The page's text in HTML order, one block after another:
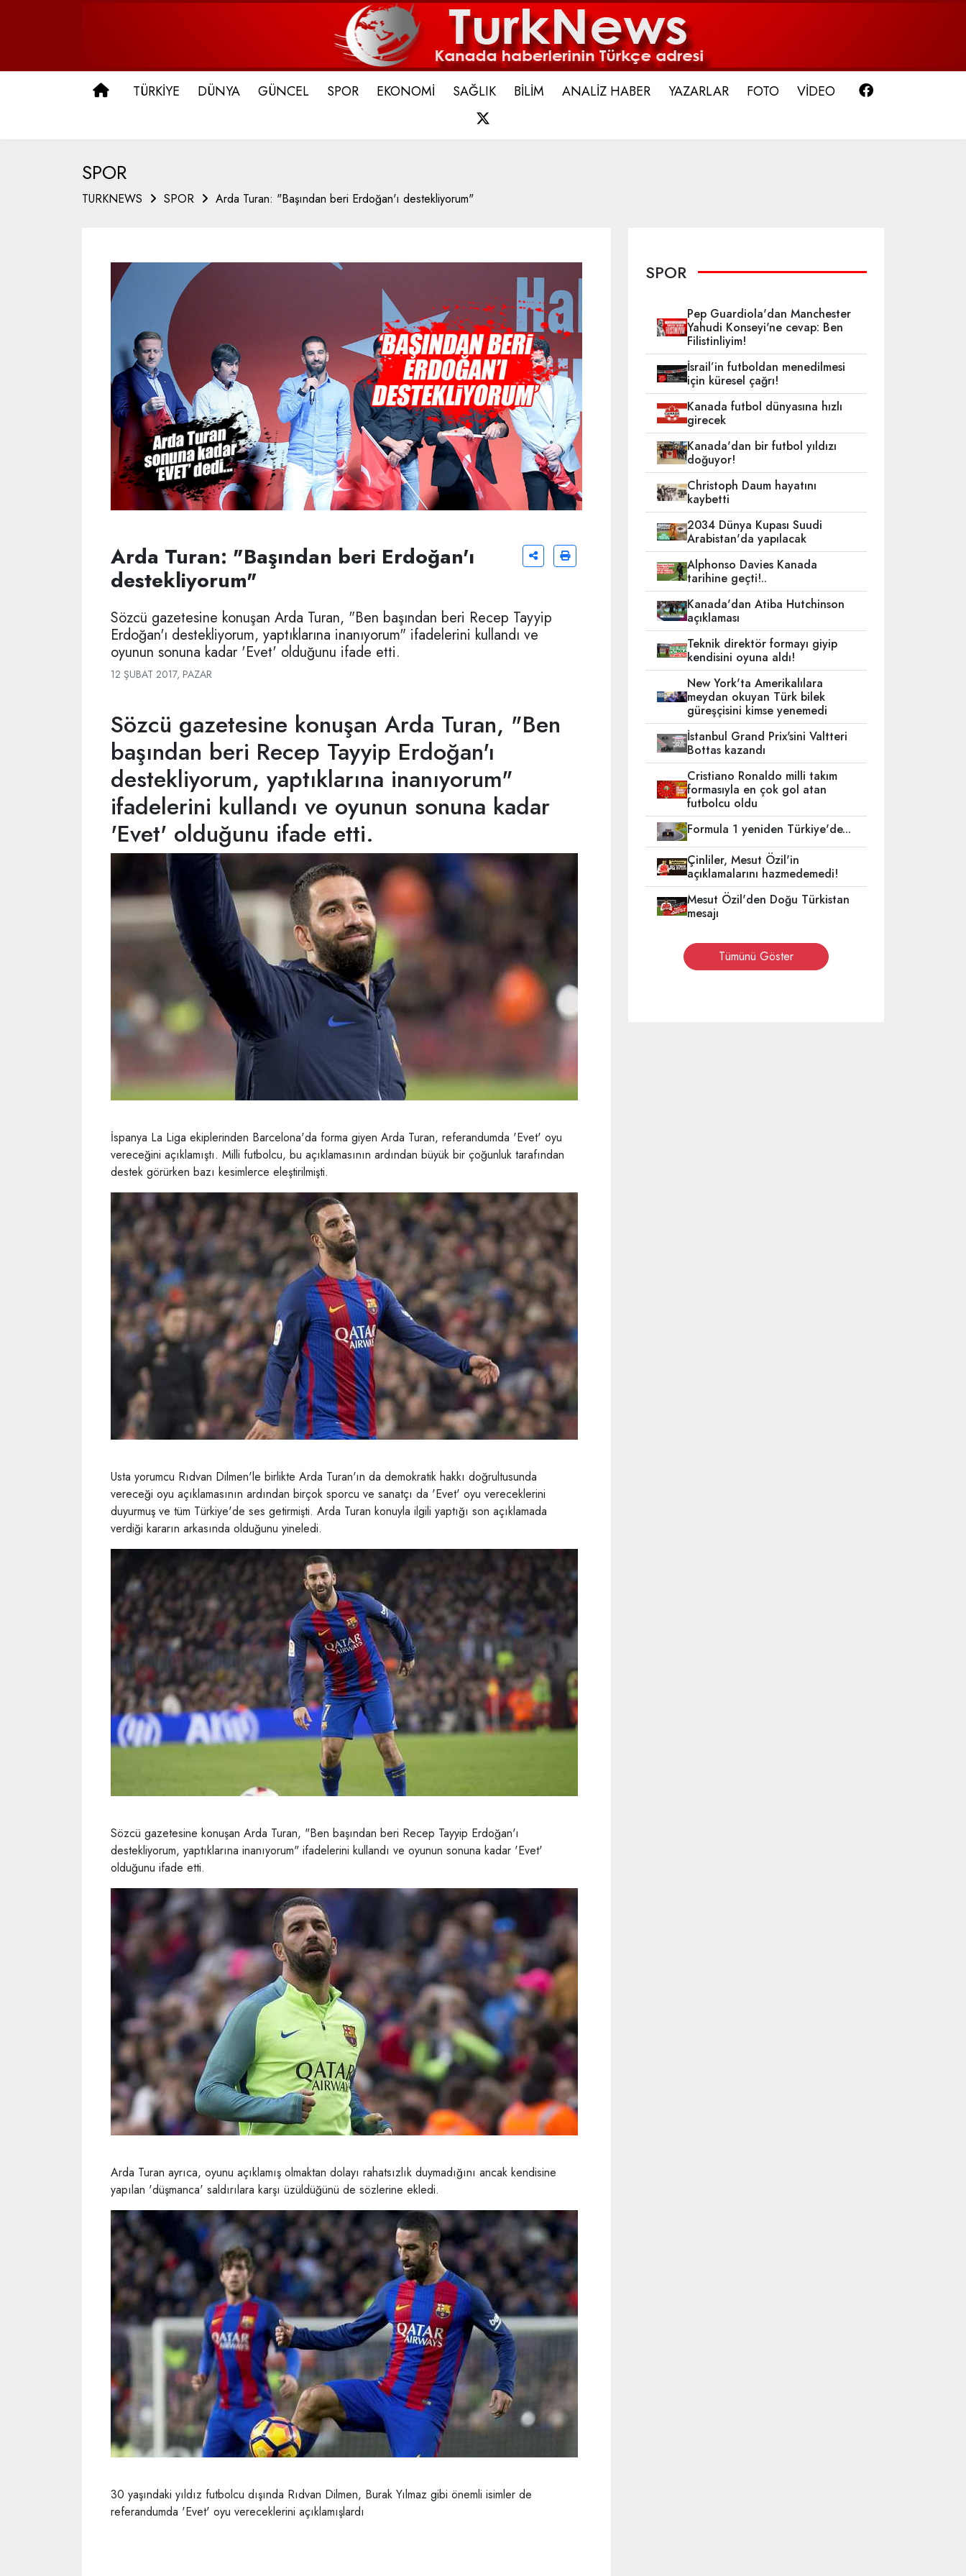
ANA SAYFA
TÜRKİYE DÜNYA GÜNCEL SPOR EKONOMİ SAĞLIK BİLİM ANALİZ HABER YAZARLAR FOTO VİDEO
SPOR
TURKNEWS SPOR Arda Turan: "Başından beri Erdoğan'ı destekliyorum"
Arda Turan: "Başından beri Erdoğan'ı
destekliyorum"
Sözcü gazetesine konuşan Arda Turan, "Ben başından beri Recep Tayyip
Erdoğan'ı destekliyorum, yaptıklarına inanıyorum" ifadelerini kullandı ve
oyunun sonuna kadar 'Evet' olduğunu ifade etti.
12 ŞUBAT 2017, PAZAR
Sözcü gazetesine konuşan Arda Turan, "Ben
başından beri Recep Tayyip Erdoğan'ı
destekliyorum, yaptıklarına inanıyorum"
ifadelerini kullandı ve oyunun sonuna kadar
'Evet' olduğunu ifade etti.
İspanya La Liga ekiplerinden Barcelona'da forma giyen Arda Turan, referandumda 'Evet' oyu
vereceğini açıklamıştı. Milli futbolcu, bu açıklamasının ardından büyük bir çoğunluk tarafından
destek görürken bazı kesimlerce eleştirilmişti.
Usta yorumcu Rıdvan Dilmen'le birlikte Arda Turan'ın da demokratik hakkı doğrultusunda
vereceği oyu açıklamasının ardından birçok sporcu ve sanatçı da 'Evet' oyu vereceklerini
duyurmuş ve tüm Türkiye'de ses getirmişti. Arda Turan konuyla ilgili yaptığı son açıklamada
verdiği kararın arkasında olduğunu yineledi.
Sözcü gazetesine konuşan Arda Turan, "Ben başından beri Recep Tayyip Erdoğan'ı
destekliyorum, yaptıklarına inanıyorum" ifadelerini kullandı ve oyunun sonuna kadar 'Evet'
olduğunu ifade etti.
Arda Turan ayrıca, oyunu açıklamış olmaktan dolayı rahatsızlık duymadığını ancak kendisine
yapılan 'düşmanca' saldırılara karşı üzüldüğünü de sözlerine ekledi.
30 yaşındaki yıldız futbolcu dışında Rıdvan Dilmen, Burak Yılmaz gibi önemli isimler de
referandumda 'Evet' oyu vereceklerini açıklamışlardı
SPOR
Pep Guardiola'dan Manchester
Yahudi Konseyi'ne cevap: Ben
Filistinliyim!
İsrail’in futboldan menedilmesi
için küresel çağrı!
Kanada futbol dünyasına hızlı
girecek
Kanada'dan bir futbol yıldızı
doğuyor!
Christoph Daum hayatını
kaybetti
2034 Dünya Kupası Suudi
Arabistan'da yapılacak
Alphonso Davies Kanada
tarihine geçti!..
Kanada'dan Atiba Hutchinson
açıklaması
Teknik direktör formayı giyip
kendisini oyuna aldı!
New York'ta Amerikalılara
meydan okuyan Türk bilek
güreşçisini kimse yenemedi
İstanbul Grand Prix'sini Valtteri
Bottas kazandı
Cristiano Ronaldo milli takım
formasıyla en çok gol atan
futbolcu oldu
Formula 1 yeniden Türkiye'de...
Çinliler, Mesut Özil'in
açıklamalarını hazmedemedi!
Mesut Özil'den Doğu Türkistan
mesajı
Tümünü Göster